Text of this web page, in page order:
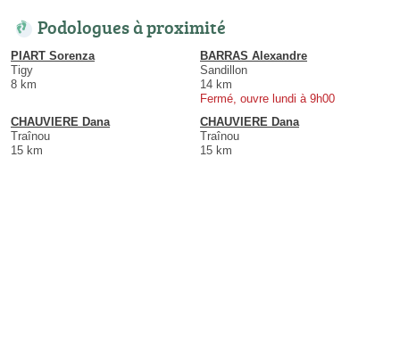
Podologues à proximité
PIART Sorenza
Tigy
8 km
BARRAS Alexandre
Sandillon
14 km
Fermé, ouvre lundi à 9h00
CHAUVIERE Dana
Traînou
15 km
CHAUVIERE Dana
Traînou
15 km